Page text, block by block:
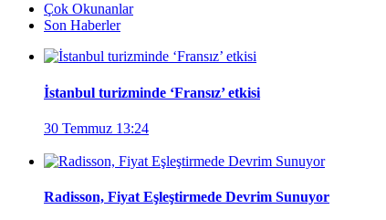
Çok Okunanlar
Son Haberler
İstanbul turizminde ‘Fransız’ etkisi
30 Temmuz 13:24
Radisson, Fiyat Eşleştirmede Devrim Sunuyor